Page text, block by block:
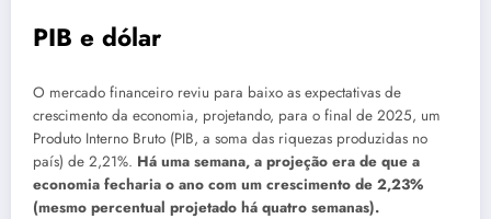
PIB e dólar
O mercado financeiro reviu para baixo as expectativas de
crescimento da economia, projetando, para o final de 2025, um
Produto Interno Bruto (PIB, a soma das riquezas produzidas no
país) de 2,21%. Há uma semana, a projeção era de que a
economia fecharia o ano com um crescimento de 2,23%
(mesmo percentual projetado há quatro semanas).